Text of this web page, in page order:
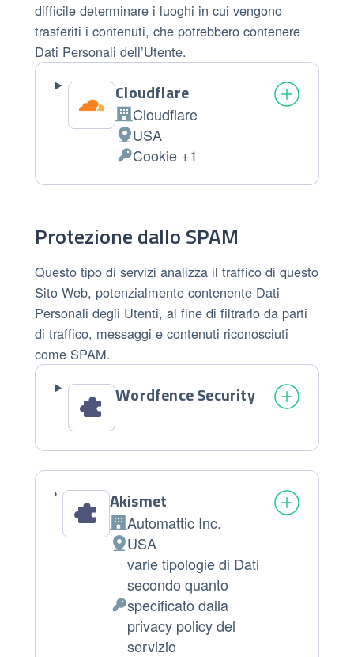
difficile determinare i luoghi in cui vengono
trasferiti i contenuti, che potrebbero contenere
Dati Personali dell’Utente.
Cloudflare
Azienda:
Cloudflare
Luogo del trattamento:
USA
Dati Personali trattati:
Cookie +1
Protezione dallo SPAM
Questo tipo di servizi analizza il traffico di questo
Sito Web, potenzialmente contenente Dati
Personali degli Utenti, al fine di filtrarlo da parti
di traffico, messaggi e contenuti riconosciuti
come SPAM.
Wordfence Security
Akismet
Azienda:
Automattic Inc.
Luogo del trattamento:
USA
Dati Personali trattati:
varie tipologie di Dati
secondo quanto
specificato dalla
privacy policy del
servizio